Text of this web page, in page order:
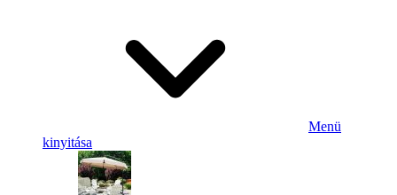
Menü
kinyitása